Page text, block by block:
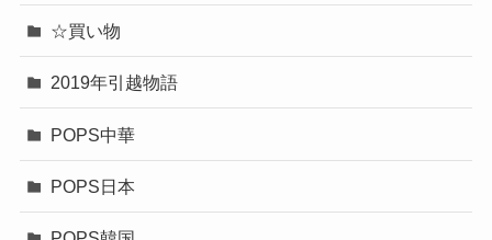
☆買い物
2019年引越物語
POPS中華
POPS日本